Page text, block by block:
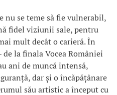
nu se teme să fie vulnerabil,
fidel viziunii sale, pentru
mult decât o carieră. În
la finala Vocea României
ani de muncă intensă,
dar și o încăpățânare
său artistic a început cu